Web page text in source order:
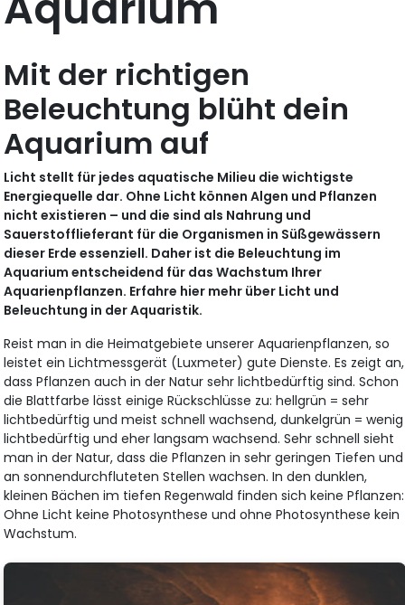
Mit der richtigen
Beleuchtung blüht dein
Aquarium auf
Licht stellt für jedes aquatische Milieu die wichtigste
Energiequelle dar. Ohne Licht können Algen und Pflanzen
nicht existieren – und die sind als Nahrung und
Sauerstofflieferant für die Organismen in Süßgewässern
dieser Erde essenziell. Daher ist die Beleuchtung im
Aquarium entscheidend für das Wachstum Ihrer
Aquarienpflanzen. Erfahre hier mehr über Licht und
Beleuchtung in der Aquaristik.
Reist man in die Heimatgebiete unserer Aquarienpflanzen, so
leistet ein Lichtmessgerät (Luxmeter) gute Dienste. Es zeigt an,
dass Pflanzen auch in der Natur sehr lichtbedürftig sind. Schon
die Blattfarbe lässt einige Rückschlüsse zu: hellgrün = sehr
lichtbedürftig und meist schnell wachsend, dunkelgrün = wenig
lichtbedürftig und eher langsam wachsend. Sehr schnell sieht
man in der Natur, dass die Pflanzen in sehr geringen Tiefen und
an sonnendurchfluteten Stellen wachsen. In den dunklen,
kleinen Bächen im tiefen Regenwald finden sich keine Pflanzen:
Ohne Licht keine Photosynthese und ohne Photosynthese kein
Wachstum.